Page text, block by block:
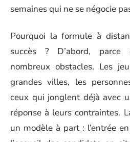
semaines qui ne se négocie
Pourquoi la formule à
succès ? D’abord, parce
nombreux obstacles. Les
grandes villes, les
ceux qui jonglent déjà avec
réponse à leurs contraintes.
un modèle à part : l’entrée